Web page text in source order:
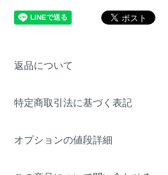
返品について
特定商取引法に基づく表記
オプションの値段詳細